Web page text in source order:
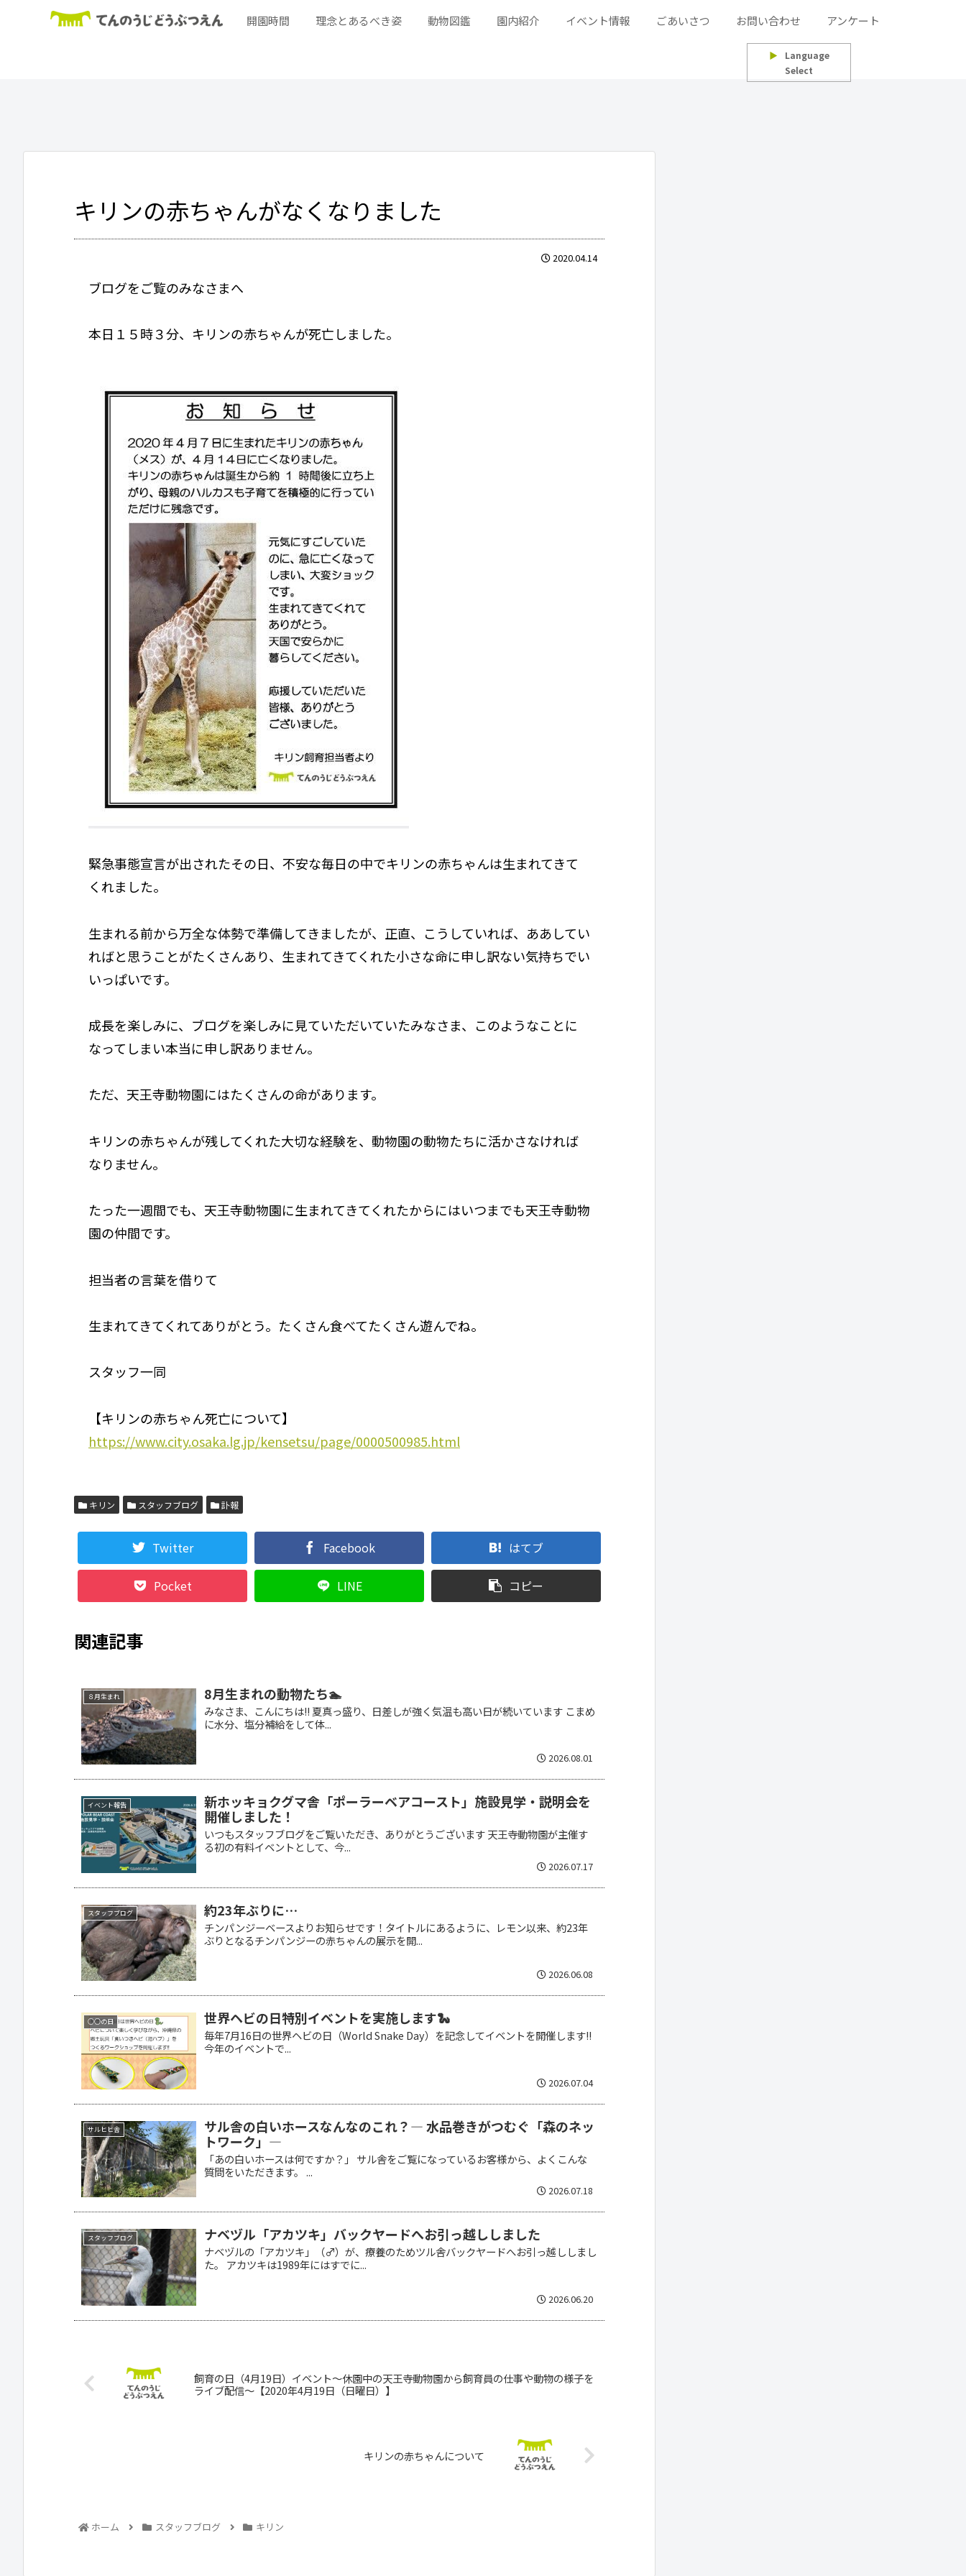
開園時間 理念とあるべき姿 動物図鑑 園内紹介 イベント情報 ごあいさつ お問い合わせ アンケート
▶
Language
Select
キリンの赤ちゃんがなくなりました
2020.04.14
ブログをご覧のみなさまへ
本日１５時３分、キリンの赤ちゃんが死亡しました。
緊急事態宣言が出されたその日、不安な毎日の中でキリンの赤ちゃんは生まれてきて
くれました。
生まれる前から万全な体勢で準備してきましたが、正直、こうしていれば、ああしてい
ればと思うことがたくさんあり、生まれてきてくれた小さな命に申し訳ない気持ちでい
いっぱいです。
成長を楽しみに、ブログを楽しみに見ていただいていたみなさま、このようなことに
なってしまい本当に申し訳ありません。
ただ、天王寺動物園にはたくさんの命があります。
キリンの赤ちゃんが残してくれた大切な経験を、動物園の動物たちに活かさなければ
なりません。
たった一週間でも、天王寺動物園に生まれてきてくれたからにはいつまでも天王寺動物
園の仲間です。
担当者の言葉を借りて
生まれてきてくれてありがとう。たくさん食べてたくさん遊んでね。
スタッフ一同
【キリンの赤ちゃん死亡について】
https://www.city.osaka.lg.jp/kensetsu/page/0000500985.html
キリン スタッフブログ 訃報
Twitter Facebook はてブ
Pocket LINE コピー
関連記事
８月生まれ 8月生まれの動物たち🏊
みなさま、こんにちは!! 夏真っ盛り、日差しが強く気温も高い日が続いています こまめ
に水分、塩分補給をして体...
2026.08.01
イベント報告
新ホッキョクグマ舎「ポーラーベアコースト」施設見学・説明会を
開催しました！
いつもスタッフブログをご覧いただき、ありがとうございます 天王寺動物園が主催す
る初の有料イベントとして、今...
2026.07.17
スタッフブログ 約23年ぶりに…
チンパンジーベースよりお知らせです！タイトルにあるように、レモン以来、約23年
ぶりとなるチンパンジーの赤ちゃんの展示を開...
2026.06.08
○○の日 世界ヘビの日特別イベントを実施します🐍
毎年7月16日の世界ヘビの日（World Snake Day）を記念してイベントを開催します!!
今年のイベントで...
2026.07.04
サルヒヒ舎
サル舎の白いホースなんなのこれ？― 水品巻きがつむぐ「森のネッ
トワーク」―
「あの白いホースは何ですか？」 サル舎をご覧になっているお客様から、よくこんな
質問をいただきます。 ...
2026.07.18
スタッフブログ ナベヅル「アカツキ」バックヤードへお引っ越ししました
ナベヅルの「アカツキ」（♂）が、療養のためツル舎バックヤードへお引っ越ししまし
た。 アカツキは1989年にはすでに...
2026.06.20
飼育の日（4月19日）イベント～休園中の天王寺動物園から飼育員の仕事や動物の様子を
ライブ配信～【2020年4月19日（日曜日）】
キリンの赤ちゃんについて
ホーム スタッフブログ キリン